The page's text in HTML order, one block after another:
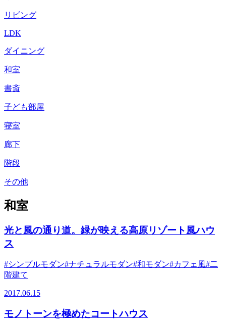
リビング
LDK
ダイニング
和室
書斎
子ども部屋
寝室
廊下
階段
その他
和室
光と風の通り道。緑が映える高原リゾート風ハウ
ス
#シンプルモダン#ナチュラルモダン#和モダン#カフェ風#二
階建て
2017.06.15
モノトーンを極めたコートハウス